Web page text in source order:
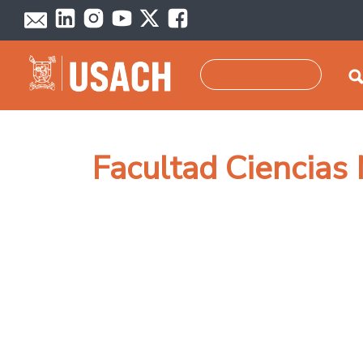
Pasar al contenido principal
Facultad Ciencias